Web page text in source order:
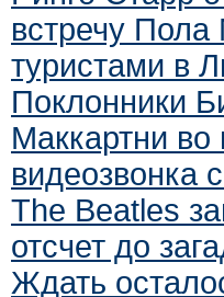
встречу Пола
туристами в
Поклонники
Маккартни во
видеозвонка
The Beatles
отсчет до
Ждать